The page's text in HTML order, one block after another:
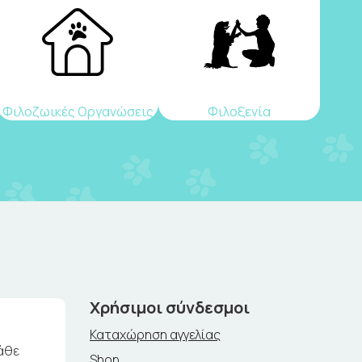
Φιλοζωικές Οργανώσεις Φιλοξενία
Χρήσιμοι σύνδεσμοι
Καταχώρηση αγγελίας